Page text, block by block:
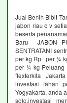
Jual Benih Bibit
jabon riau c v
beserta
Baru JABON
SENTRATANI
per kg Rp per ¼
per ¼ kg Peluang
flexterkita
investasi lahan
Yogyakarta, anda
solo,investasi